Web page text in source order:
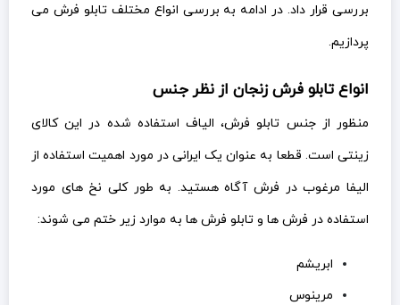
بررسی قرار داد. در ادامه به بررسی انواع مختلف تابلو فرش می
پردازیم.
انواع تابلو فرش زنجان از نظر جنس
منظور از جنس تابلو فرش، الیاف استفاده شده در این کالای
زینتی است. قطعا به عنوان یک ایرانی در مورد اهمیت استفاده از
الیفا مرغوب در فرش آگاه هستید. به طور کلی نخ های مورد
استفاده در فرش ها و تابلو فرش ها به موارد زیر ختم می شوند:
ابریشم
مرینوس